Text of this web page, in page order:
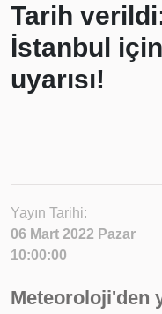
Tarih
İstanbul için
uyarısı!
Yayın Tarihi:
06 Mart 2022 Pazar
10:00:00
Meteoroloji'den